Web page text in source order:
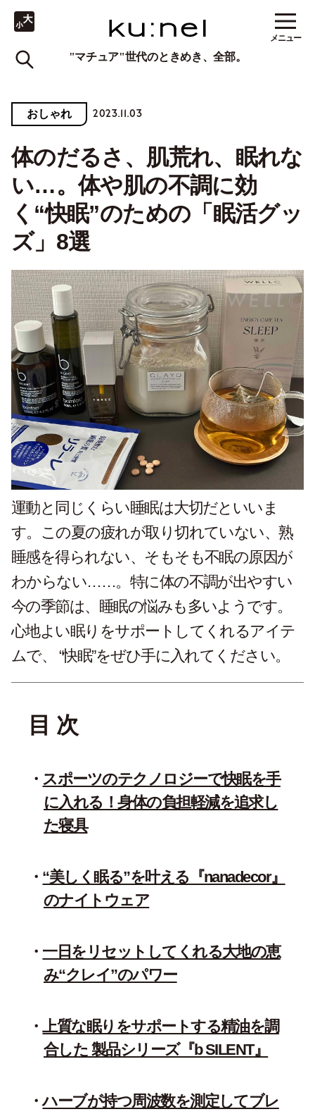
"マチュア"世代のときめき、全部。
メニュー
おしゃれ 2023.11.03
体のだるさ、肌荒れ、眠れな
い…。体や肌の不調に効
く“快眠”のための「眠活グッ
ズ」8選
運動と同じくらい睡眠は大切だといいま
す。この夏の疲れが取り切れていない、熟
睡感を得られない、そもそも不眠の原因が
わからない……。特に体の不調が出やすい
今の季節は、睡眠の悩みも多いようです。
心地よい眠りをサポートしてくれるアイテ
ムで、 “快眠”をぜひ手に入れてください。
目 次
スポーツのテクノロジーで快眠を手
に入れる！身体の負担軽減を追求し
た寝具
“美しく眠る”を叶える『nanadecor』
のナイトウェア
一日をリセットしてくれる大地の恵
み“クレイ”のパワー
上質な眠りをサポートする精油を調
合した 製品シリーズ『b SILENT』
ハーブが持つ周波数を測定してブレ